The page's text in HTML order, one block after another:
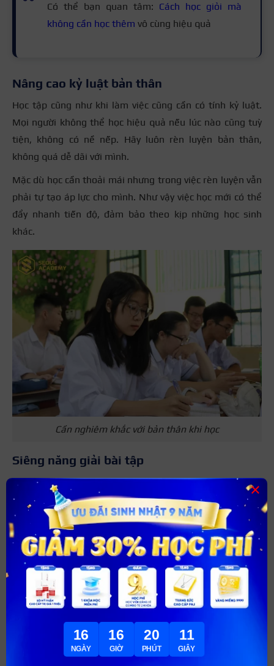
Có thể bạn quan tâm: Cách học giỏi mà
không cần học thêm vô cùng hiệu quả
Nâng cao kỷ luật bản thân
Học tập cũng như khi làm việc cũng cần có tính kỷ luật.
Mọi người không thể học hiệu quả nếu lúc nào cũng tuỳ
tiện, không có nề nếp. Hãy luôn rèn luyện bản thân,
không quá dễ dãi với mình.
Mặc dù học cần thoải mái nhưng trong việc rèn luyện vẫn
phải tự tạo áp lực cho mình. Như vậy việc học mới có thể
đẩy nhanh tiến độ, đảm bảo theo kịp những học sinh
khác.
Cần nghiêm khắc với bản thân khi học
Siêng năng giải bài tập
Cách từ học sinh kém thành học sinh giỏi nhanh đó là
siêng năng giải các bài tập. Đặc biệt là với các môn tự
nhiên như toán, lý, hoá, sinh… Việc giải bài tập cũng
tương tự như học đi đôi với hành. Điều này giúp mọi người
dễ dàng ghi nhớ các công thức thay vì chỉ học vẹt.
Ngoài các bài tập được giao mỗi bạn học sinh nên tìm
thêm các bài tập bên ngoài, các đề thi, đề kiểm tra để
giải thêm. Như vậy sẽ giúp ít rất nhiều trong việc học, cải
thiện điểm số hiệu quả.
16
NGÀY
16
GIỜ
20
PHÚT
9
GIÂY
×